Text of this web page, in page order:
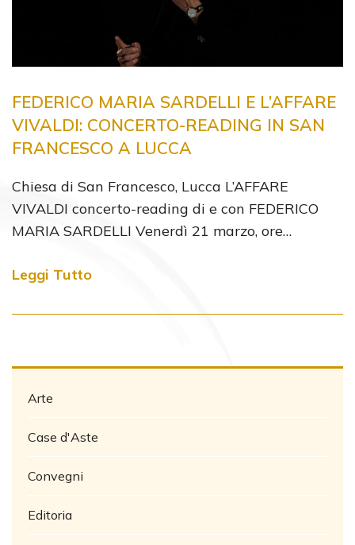
FEDERICO MARIA SARDELLI E L’AFFARE
VIVALDI: CONCERTO-READING IN SAN
FRANCESCO A LUCCA
Chiesa di San Francesco, Lucca L’AFFARE
VIVALDI concerto-reading di e con FEDERICO
MARIA SARDELLI Venerdì 21 marzo, ore…
Leggi Tutto
Arte
Case d'Aste
Convegni
Editoria